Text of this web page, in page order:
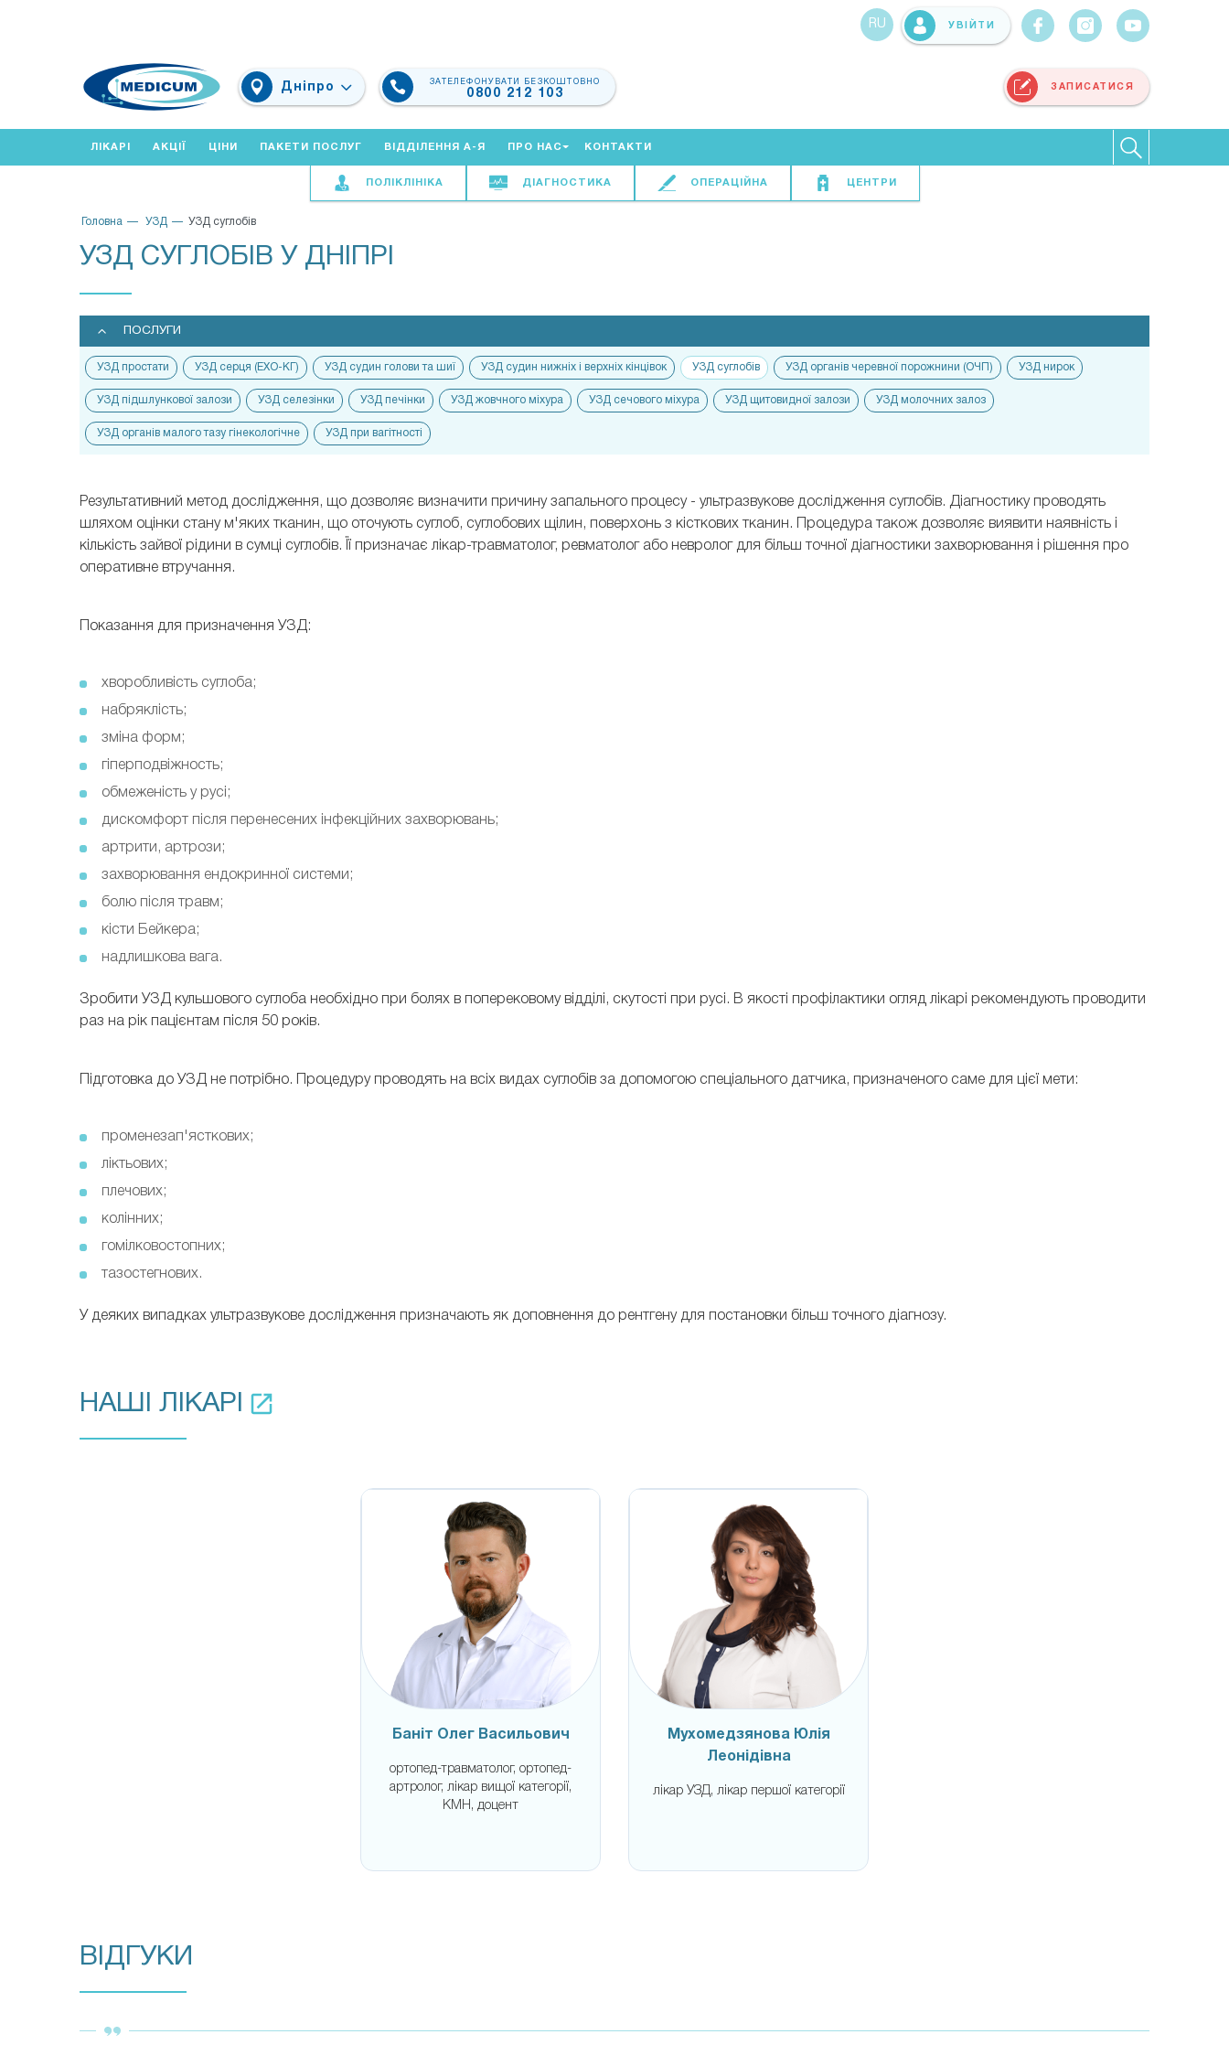
RU УВІЙТИ
Дніпро ЗАТЕЛЕФОНУВАТИ БЕЗКОШТОВНО
0800 212 103
ЗАПИСАТИСЯ
ЛІКАРІ АКЦІЇ ЦІНИ ПАКЕТИ ПОСЛУГ ВІДДІЛЕННЯ А-Я ПРО НАС КОНТАКТИ
ПОЛІКЛІНІКА ДІАГНОСТИКА ОПЕРАЦІЙНА ЦЕНТРИ
Головна УЗД УЗД суглобів
УЗД СУГЛОБІВ У ДНІПРІ
ПОСЛУГИ
УЗД простати УЗД серця (ЕХО-КГ) УЗД судин голови та шиї УЗД судин нижніх і верхніх кінцівок УЗД суглобів УЗД органів черевної порожнини (ОЧП) УЗД нирок
УЗД підшлункової залози УЗД селезінки УЗД печінки УЗД жовчного міхура УЗД сечового міхура УЗД щитовидної залози УЗД молочних залоз
УЗД органів малого тазу гінекологічне УЗД при вагітності
Результативний метод дослідження, що дозволяє визначити причину запального процесу - ультразвукове дослідження суглобів. Діагностику проводять
шляхом оцінки стану м'яких тканин, що оточують суглоб, суглобових щілин, поверхонь з кісткових тканин. Процедура також дозволяє виявити наявність і
кількість зайвої рідини в сумці суглобів. Її призначає лікар-травматолог, ревматолог або невролог для більш точної діагностики захворювання і рішення про
оперативне втручання.
Показання для призначення УЗД:
хворобливість суглоба;
набряклість;
зміна форм;
гіперподвіжность;
обмеженість у русі;
дискомфорт після перенесених інфекційних захворювань;
артрити, артрози;
захворювання ендокринної системи;
болю після травм;
кісти Бейкера;
надлишкова вага.
Зробити УЗД кульшового суглоба необхідно при болях в поперековому відділі, скутості при русі. В якості профілактики огляд лікарі рекомендують проводити
раз на рік пацієнтам після 50 років.
Підготовка до УЗД не потрібно. Процедуру проводять на всіх видах суглобів за допомогою спеціального датчика, призначеного саме для цієї мети:
променезап'ясткових;
ліктьових;
плечових;
колінних;
гомілковостопних;
тазостегнових.
У деяких випадках ультразвукове дослідження призначають як доповнення до рентгену для постановки більш точного діагнозу.
НАШІ ЛІКАРІ
Баніт Олег Васильович
ортопед-травматолог, ортопед-
артролог, лікар вищої категорії,
КМН, доцент
Мухомедзянова Юлія
Леонідівна
лікар УЗД, лікар першої категорії
ВІДГУКИ